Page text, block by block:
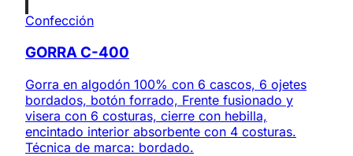
Confección
GORRA C-400
Gorra en algodón 100% con 6 cascos, 6 ojetes
bordados, botón forrado, Frente fusionado y
visera con 6 costuras, cierre con hebilla,
encintado interior absorbente con 4 costuras.
Técnica de marca: bordado.